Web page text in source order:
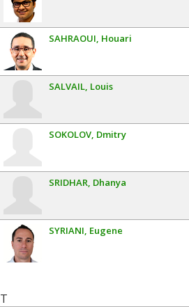
SAHRAOUI Houari
SALVAIL Louis
SOKOLOV Dmitry
SRIDHAR Dhanya
SYRIANI Eugene
T